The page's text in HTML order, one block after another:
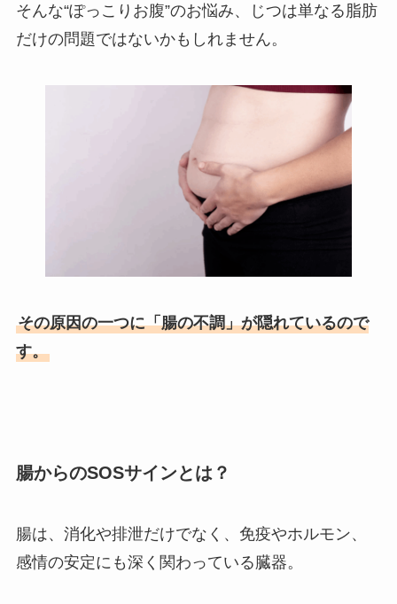
そんな“ぽっこりお腹”のお悩み、じつは単なる脂肪
だけの問題ではないかもしれません。
その原因の一つに「腸の不調」が隠れているので
す。
腸からのSOSサインとは？
腸は、消化や排泄だけでなく、免疫やホルモン、
感情の安定にも深く関わっている臓器。